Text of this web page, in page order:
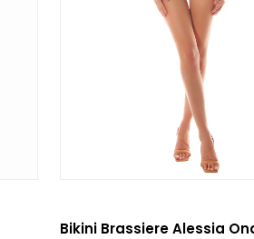
Bikini Brassiere Alessia